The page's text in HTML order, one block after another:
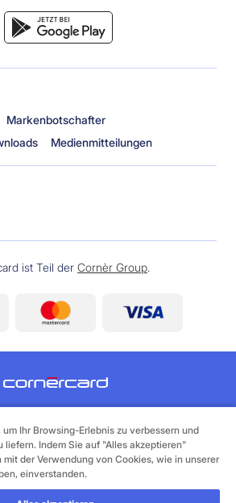
Markenbotschafter
Medienmitteilungen
ist Teil der Cornèr Group.
Lugano
Policy Datenschutzerklärung
Ihr Browsing-Erlebnis zu verbessern und
liefern. Indem Sie auf "Alles akzeptieren"
der Verwendung von Cookies, wie in unserer
einverstanden.